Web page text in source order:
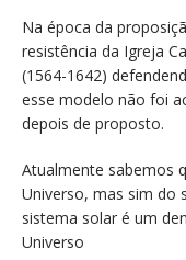
Na época da
resistência da Igreja
(1564-1642)
esse modelo não foi
depois de proposto.
Atualmente sabemos
Universo, mas sim do
sistema solar é um
Universo